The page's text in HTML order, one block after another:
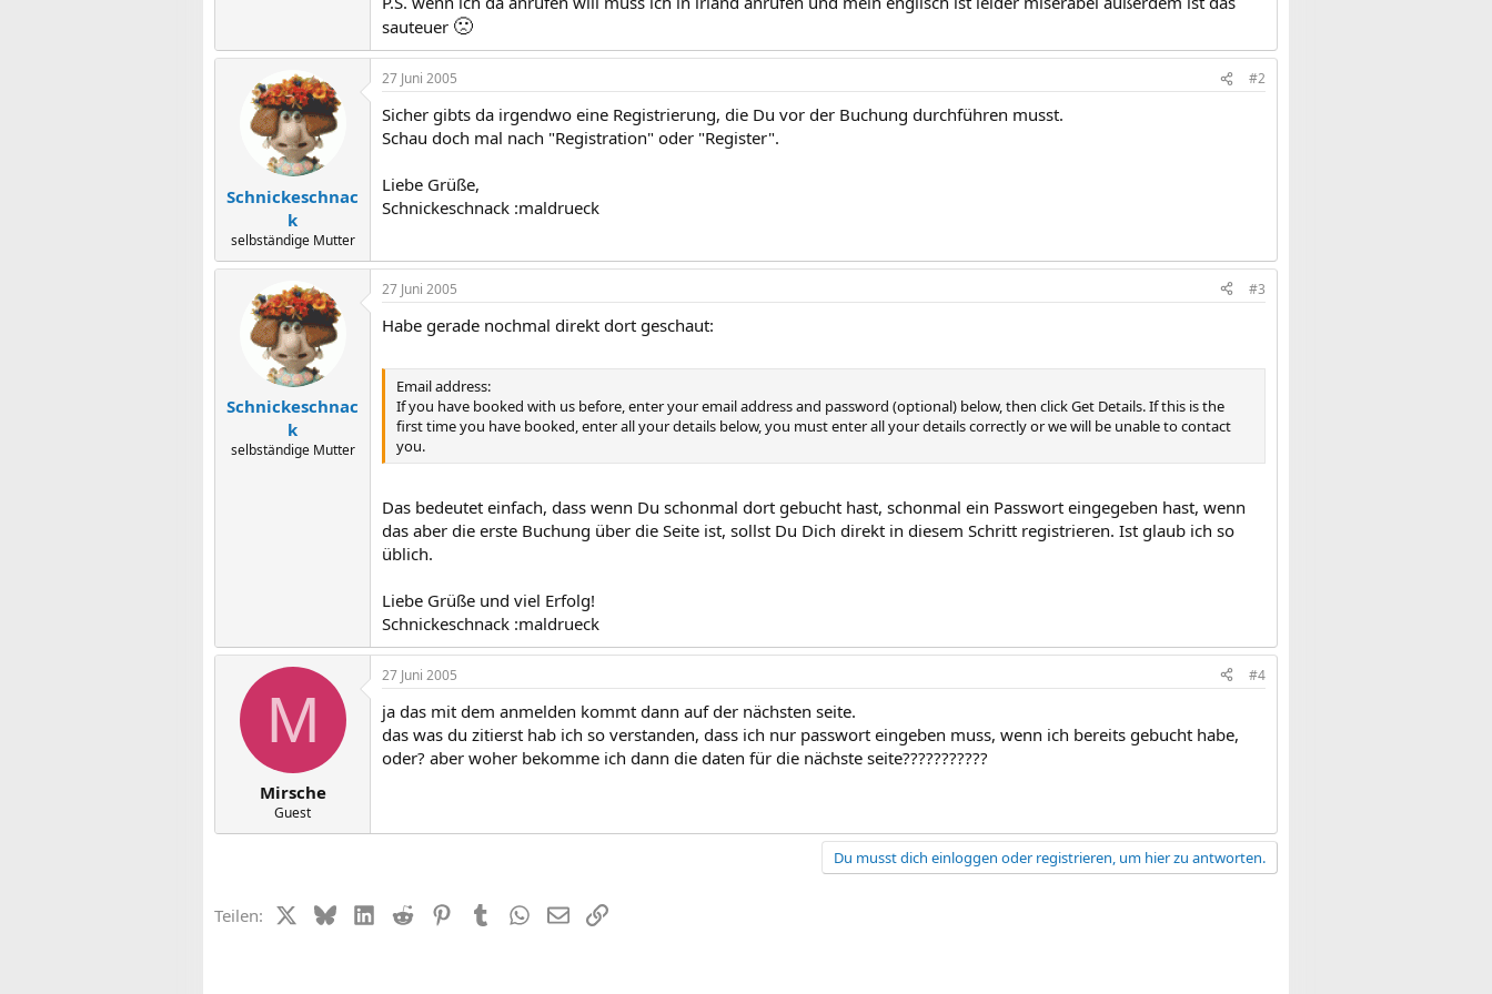
sauteuer 🙁
Schnickeschnac
k
selbständige Mutter
27 Juni 2005 #2
Sicher gibts da irgendwo eine Registrierung, die Du vor der Buchung durchführen musst.
Schau doch mal nach "Registration" oder "Register".
Liebe Grüße,
Schnickeschnack :maldrueck
Schnickeschnac
k
selbständige Mutter
27 Juni 2005 #3
Habe gerade nochmal direkt dort geschaut:
Email address:
If you have booked with us before, enter your email address and password (optional) below, then click Get Details. If this is the
first time you have booked, enter all your details below, you must enter all your details correctly or we will be unable to contact
you.
Das bedeutet einfach, dass wenn Du schonmal dort gebucht hast, schonmal ein Passwort eingegeben hast, wenn
das aber die erste Buchung über die Seite ist, sollst Du Dich direkt in diesem Schritt registrieren. Ist glaub ich so
üblich.
Liebe Grüße und viel Erfolg!
Schnickeschnack :maldrueck
M
Mirsche
Guest
27 Juni 2005 #4
ja das mit dem anmelden kommt dann auf der nächsten seite.
das was du zitierst hab ich so verstanden, dass ich nur passwort eingeben muss, wenn ich bereits gebucht habe,
oder? aber woher bekomme ich dann die daten für die nächste seite???????????
Du musst dich einloggen oder registrieren, um hier zu antworten.
Teilen: X (Twitter)
BlueskyLinkedIn
Reddit PinterestTumblrWhatsApp
E-MailLink